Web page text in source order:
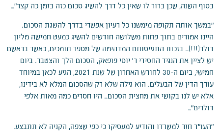
בסוף השנה, שכן ברור לו שאין כל דרך להשיג סכום כזה בזמן כה קצר"…
"במשך אותה תקופה מימשנו כל רעיון אפשרי בדרך להשגת הסכום.
היינו אמורים בתוך פחות משלושה חודשים להשיג כמעט חמישה מליון
דולר(!!!)… בזכות התגייסותם המדהימה של מספר תומכים, כאשר בראשם
יש לציין את הנגיד החסידי ר' יוסי פופאק, הסכום הלך והצטבר. ביום
חמישי, ביום ה-30 לחודש האחרון של שנת 2021, הגיע לכאן במיוחד
עורך הדין של הבעלים. הוא גילה שלא רק שהסכום המלא לא בידינו,
אלא יש לנו בקושי את מחצית הסכום… היו חסרים כמה מאות אלפי
דולרים"…
"העו"ד חזר למשרדו והודיע למעסיקו כי כפי שצפה, הקניה לא תתבצע.